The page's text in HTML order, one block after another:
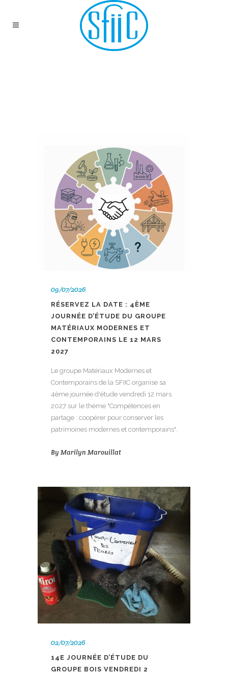
09/07/2026
RÉSERVEZ LA DATE : 4ÈME
JOURNÉE D’ÉTUDE DU GROUPE
MATÉRIAUX MODERNES ET
CONTEMPORAINS LE 12 MARS
2027
Le groupe Matériaux Modernes et
Contemporains de la SFIIC organise sa
4ème journée d'étude vendredi 12 mars
2027 sur le thème "Compétences en
partage : coopérer pour conserver les
patrimoines modernes et contemporains".
By Marilyn Marouillat
02/07/2026
14E JOURNÉE D’ÉTUDE DU
GROUPE BOIS VENDREDI 2